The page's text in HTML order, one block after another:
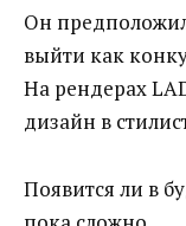
Он
выйти как
На рендерах
дизайн в
Появится ли в